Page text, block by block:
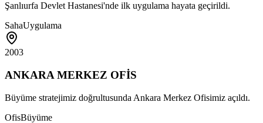
Şanlıurfa Devlet Hastanesi'nde ilk uygulama hayata geçirildi.
SahaUygulama
2003
ANKARA MERKEZ OFİS
Büyüme stratejimiz doğrultusunda Ankara Merkez Ofisimiz açıldı.
OfisBüyüme